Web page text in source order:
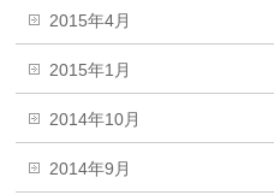
2015年4月
2015年1月
2014年10月
2014年9月